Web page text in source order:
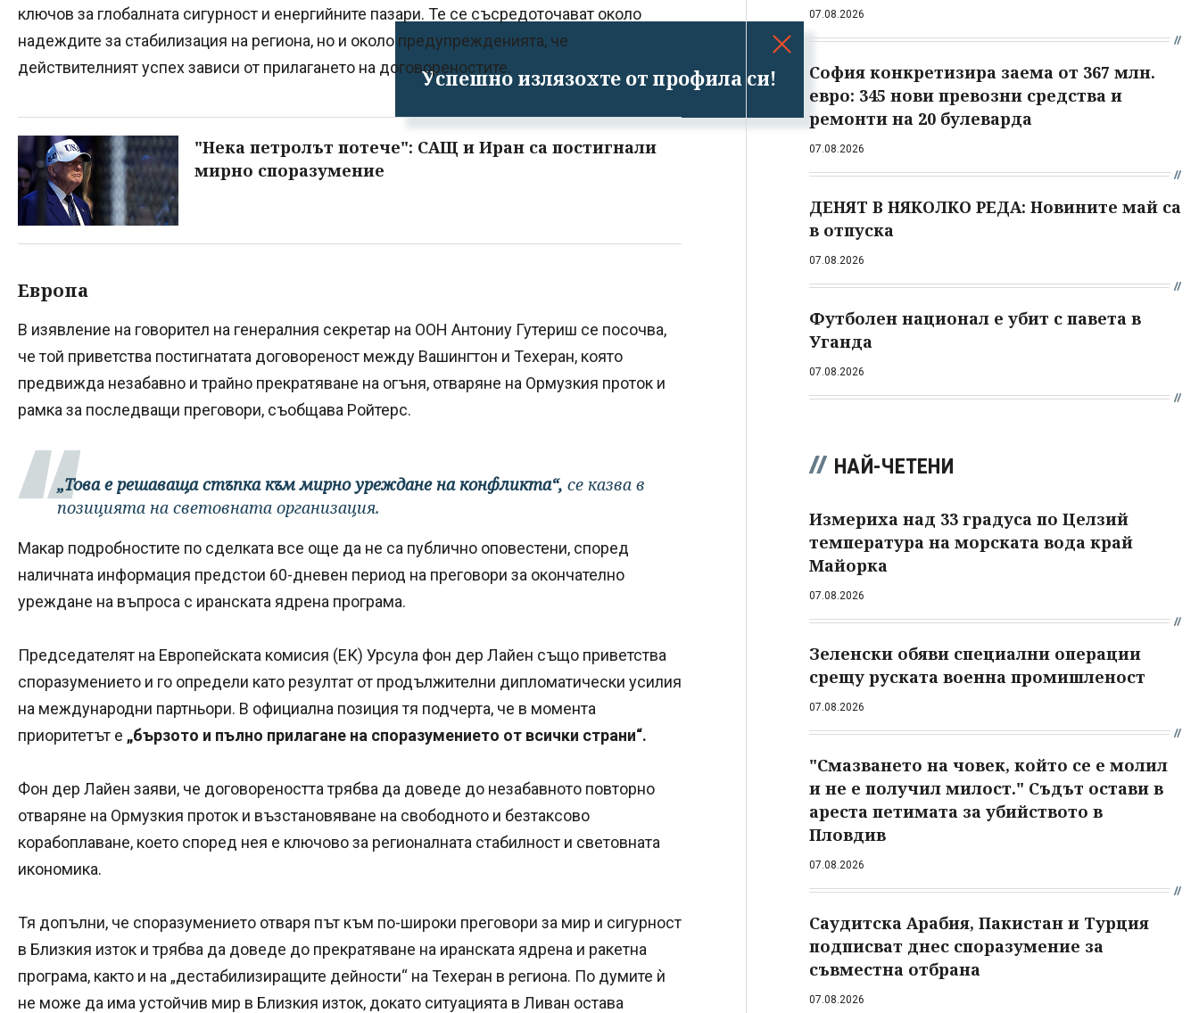
Успешно излязохте от профила си!
ключов за глобалната сигурност и енергийните пазари. Те се съсредоточават около
надеждите за стабилизация на региона, но и около предупрежденията, че
действителният успех зависи от прилагането на договореностите.
"Нека петролът потече": САЩ и Иран са постигнали
мирно споразумение
Европа
В изявление на говорител на генералния секретар на ООН Антониу Гутериш се посочва,
че той приветства постигнатата договореност между Вашингтон и Техеран, която
предвижда незабавно и трайно прекратяване на огъня, отваряне на Ормузкия проток и
рамка за последващи преговори, съобщава Ройтерс.
„Това е решаваща стъпка към мирно уреждане на конфликта“, се казва в
позицията на световната организация.
Макар подробностите по сделката все още да не са публично оповестени, според
наличната информация предстои 60-дневен период на преговори за окончателно
уреждане на въпроса с иранската ядрена програма.
Председателят на Европейската комисия (ЕК) Урсула фон дер Лайен също приветства
споразумението и го определи като резултат от продължителни дипломатически усилия
на международни партньори. В официална позиция тя подчерта, че в момента
приоритетът е „бързото и пълно прилагане на споразумението от всички страни“.
Фон дер Лайен заяви, че договореността трябва да доведе до незабавното повторно
отваряне на Ормузкия проток и възстановяване на свободното и безтаксово
корабоплаване, което според нея е ключово за регионалната стабилност и световната
икономика.
Тя допълни, че споразумението отваря път към по-широки преговори за мир и сигурност
в Близкия изток и трябва да доведе до прекратяване на иранската ядрена и ракетна
програма, както и на „дестабилизиращите дейности“ на Техеран в региона. По думите ѝ
не може да има устойчив мир в Близкия изток, докато ситуацията в Ливан остава
07.08.2026
София конкретизира заема от 367 млн.
евро: 345 нови превозни средства и
ремонти на 20 булеварда
07.08.2026
ДЕНЯТ В НЯКОЛКО РЕДА: Новините май са
в отпуска
07.08.2026
Футболен национал е убит с павета в
Уганда
07.08.2026
НАЙ-ЧЕТЕНИ
Измериха над 33 градуса по Целзий
температура на морската вода край
Майорка
07.08.2026
Зеленски обяви специални операции
срещу руската военна промишленост
07.08.2026
"Смазването на човек, който се е молил
и не е получил милост." Съдът остави в
ареста петимата за убийството в
Пловдив
07.08.2026
Саудитска Арабия, Пакистан и Турция
подписват днес споразумение за
съвместна отбрана
07.08.2026